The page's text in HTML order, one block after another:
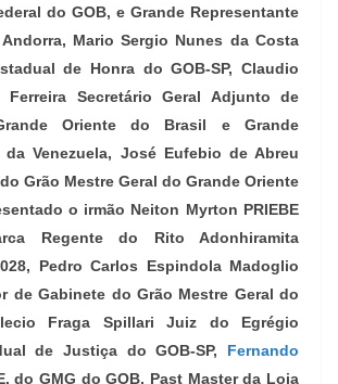
do GOB, e Grande Representante
Mario Sergio Nunes da Costa
de Honra do GOB-SP, Claudio
Ferreira Secretário Geral Adjunto de
Oriente do Brasil e Grande
da Venezuela, José Eufebio de Abreu
Grão Mestre Geral do Grande Oriente
o irmão Neiton Myrton PRIEBE
Regente do Rito Adonhiramita
Pedro Carlos Espindola Madoglio
de Gabinete do Grão Mestre Geral do
Fraga Spillari Juiz do Egrégio
de Justiça do GOB-SP, Fernando
do GMG do GOB, Past Master da Loja